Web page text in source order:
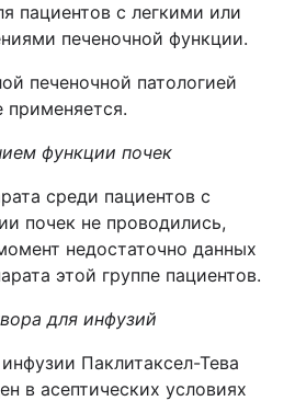
пациентов с легкими или
печеночной функции.
печеночной патологией
применяется.
функции почек
среди пациентов с
почек не проводились,
недостаточно данных
этой группе пациентов.
для инфузий
Паклитаксел-Тева
в асептических условиях